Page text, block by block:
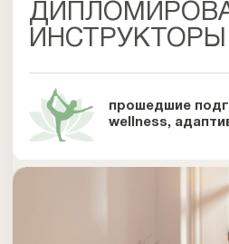
ИНСТРУКТОРЫ
прошедшие
wellness,